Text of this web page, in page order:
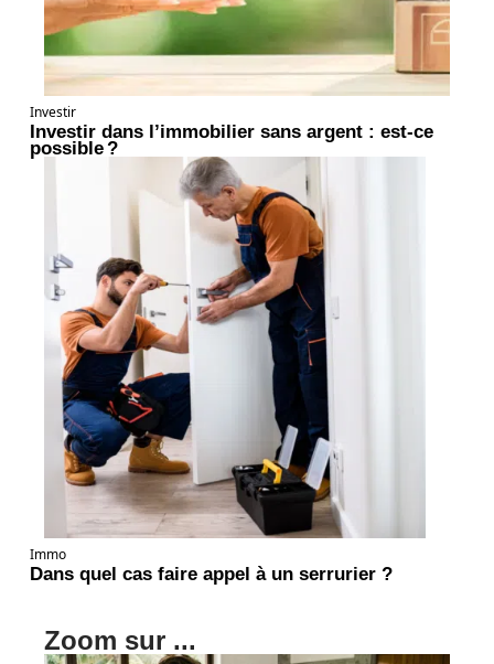
Investir
Investir dans l’immobilier sans argent : est-ce
possible ?
Immo
Dans quel cas faire appel à un serrurier ?
Zoom sur ...